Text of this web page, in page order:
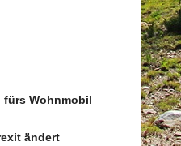
fürs Wohnmobil
ändert